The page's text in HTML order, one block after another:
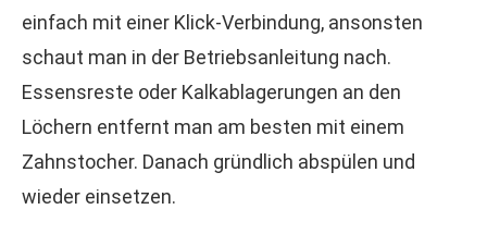
einfach mit einer Klick-Verbindung, ansonsten
schaut man in der Betriebsanleitung nach.
Essensreste oder Kalkablagerungen an den
Löchern entfernt man am besten mit einem
Zahnstocher. Danach gründlich abspülen und
wieder einsetzen.